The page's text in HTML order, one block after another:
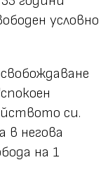
условно
си.
в негова
на 1